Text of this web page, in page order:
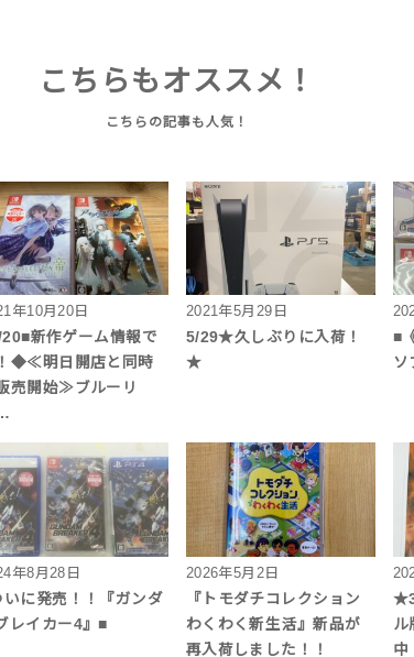
こちらもオススメ！
年10月20日
新作ゲーム情報で
◆≪明日開店と同時
売開始≫ブルーリ
2021年5月29日
5/29★久しぶりに入荷！
★
■
ソ
年8月28日
いに発売！！『ガンダ
レイカー4』■
2026年5月2日
『トモダチコレクション
わくわく新生活』新品が
再入荷しました！！
ル
中